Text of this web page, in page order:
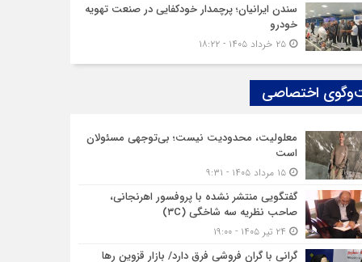
سندن ایرانیان؛ پرچمدار خودکفایی در صنعت تهویه
خودرو
۲۵ خرداد ۱۴۰۵ - ۱۸:۲۲
اختصاصی
معلولیت، محدودیت نیست؛ بی‌توجهی مسئولان
است
۱۵ مرداد ۱۴۰۵ - ۹:۳۱
گفتگویی منتشر نشده با پروفسور اهرنجانی،
صاحب نظریه سه‌ شاخگی (۳C)
گرانی با گران‌ فروشی فرق دارد/ بازار قزوین رها